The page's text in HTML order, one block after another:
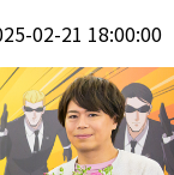
02-21 18:00:00